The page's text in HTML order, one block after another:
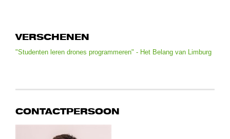
VERSCHENEN
"Studenten leren drones programmeren" - Het Belang van Limburg
CONTACTPERSOON